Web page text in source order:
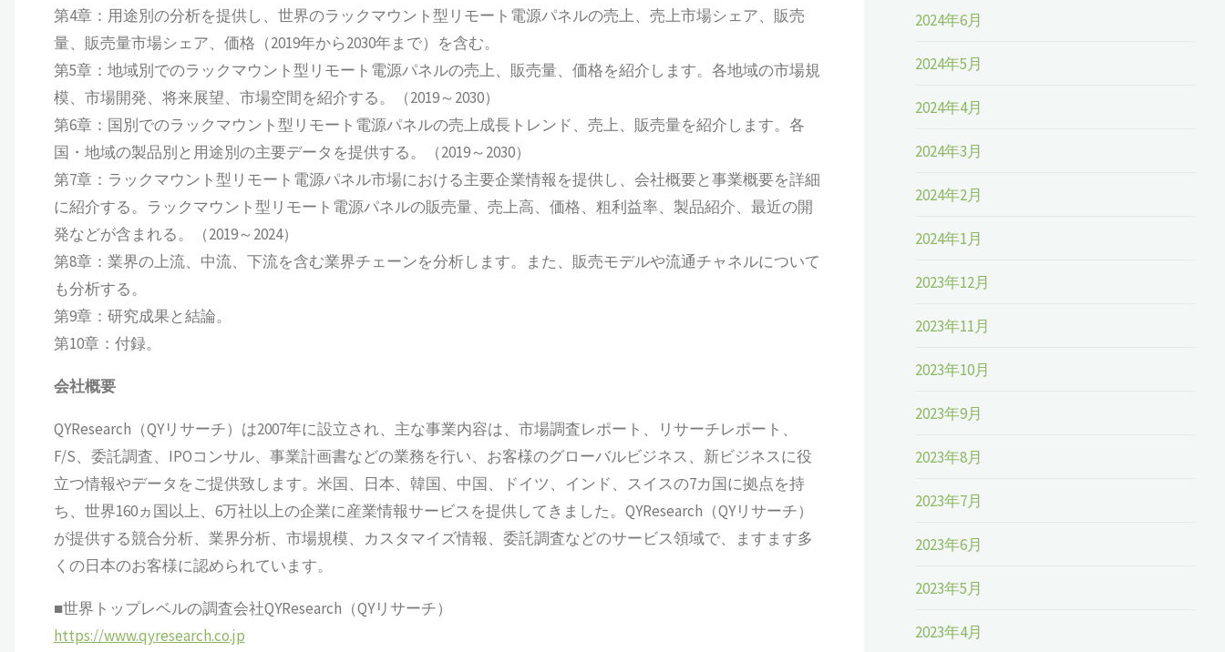
第4章：用途別の分析を提供し、世界のラックマウント型リモート電源パネルの売上、売上市場シェア、販売
量、販売量市場シェア、価格（2019年から2030年まで）を含む。
第5章：地域別でのラックマウント型リモート電源パネルの売上、販売量、価格を紹介します。各地域の市場規
模、市場開発、将来展望、市場空間を紹介する。（2019～2030）
第6章：国別でのラックマウント型リモート電源パネルの売上成長トレンド、売上、販売量を紹介します。各
国・地域の製品別と用途別の主要データを提供する。（2019～2030）
第7章：ラックマウント型リモート電源パネル市場における主要企業情報を提供し、会社概要と事業概要を詳細
に紹介する。ラックマウント型リモート電源パネルの販売量、売上高、価格、粗利益率、製品紹介、最近の開
発などが含まれる。（2019～2024）
第8章：業界の上流、中流、下流を含む業界チェーンを分析します。また、販売モデルや流通チャネルについて
も分析する。
第9章：研究成果と結論。
第10章：付録。
会社概要
QYResearch（QYリサーチ）は2007年に設立され、主な事業内容は、市場調査レポート、リサーチレポート、
F/S、委託調査、IPOコンサル、事業計画書などの業務を行い、お客様のグローバルビジネス、新ビジネスに役
立つ情報やデータをご提供致します。米国、日本、韓国、中国、ドイツ、インド、スイスの7カ国に拠点を持
ち、世界160ヵ国以上、6万社以上の企業に産業情報サービスを提供してきました。QYResearch（QYリサーチ）
が提供する競合分析、業界分析、市場規模、カスタマイズ情報、委託調査などのサービス領域で、ますます多
くの日本のお客様に認められています。
■世界トップレベルの調査会社QYResearch（QYリサーチ）
https://www.qyresearch.co.jp
2024年6月
2024年5月
2024年4月
2024年3月
2024年2月
2024年1月
2023年12月
2023年11月
2023年10月
2023年9月
2023年8月
2023年7月
2023年6月
2023年5月
2023年4月